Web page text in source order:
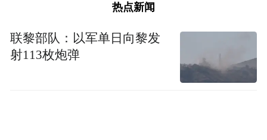
热点新闻
联黎部队：以军单日向黎发
射113枚炮弹